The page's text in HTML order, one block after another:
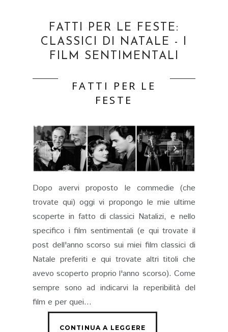
FATTI PER LE FESTE:
CLASSICI DI NATALE - I
FILM SENTIMENTALI
FATTI PER LE
FESTE
Dopo avervi proposto le commedie (che
trovate qui) oggi vi propongo le mie ultime
scoperte in fatto di classici Natalizi, e nello
specifico i film sentimentali (e qui trovate il
post dell'anno scorso sui miei film classici di
Natale preferiti e qui trovate altri titoli che
avevo scoperto proprio l'anno scorso). Come
sempre sono ad indicarvi la reperibilità del
film e per quei...